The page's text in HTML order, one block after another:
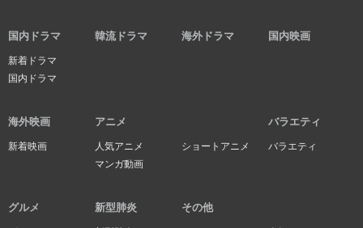
国内ドラマ
新着ドラマ
国内ドラマ
韓流ドラマ 海外ドラマ 国内映画
海外映画
新着映画
アニメ
人気アニメ
ショートアニメ
マンガ動画
バラエティ
バラエティ
グルメ 新型肺炎 その他